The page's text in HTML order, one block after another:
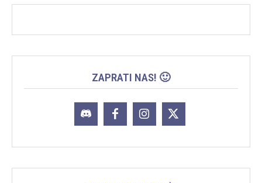
ZAPRATI NAS! 🙂